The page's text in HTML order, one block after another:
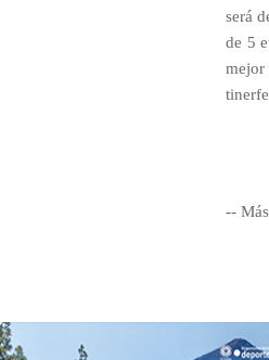
será
de 5
mejor
--